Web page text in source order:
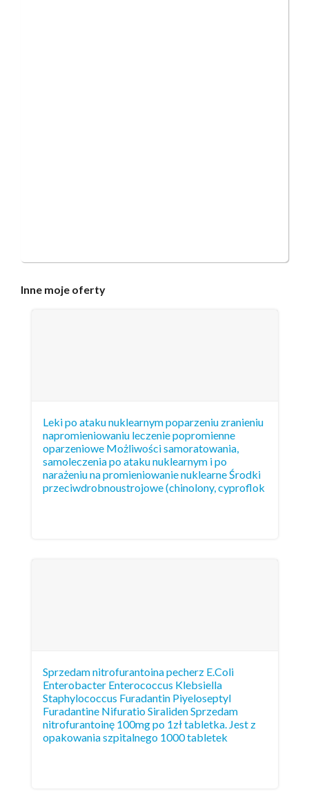
Inne moje oferty
Leki po ataku nuklearnym poparzeniu zranieniu
napromieniowaniu leczenie popromienne
oparzeniowe Możliwości samoratowania,
samoleczenia po ataku nuklearnym i po
narażeniu na promieniowanie nuklearne Środki
przeciwdrobnoustrojowe (chinolony, cyproflok
Sprzedam nitrofurantoina pecherz E.Coli
Enterobacter Enterococcus Klebsiella
Staphylococcus Furadantin Piyeloseptyl
Furadantine Nifuratio Siraliden Sprzedam
nitrofurantoinę 100mg po 1zł tabletka. Jest z
opakowania szpitalnego 1000 tabletek